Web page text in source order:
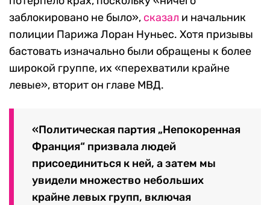
заблокировано не было», сказал и начальник
полиции Парижа Лоран Нуньес. Хотя призывы
бастовать изначально были обращены к более
широкой группе, их «перехватили крайне
левые», вторит он главе МВД.
«Политическая партия „Непокоренная
Франция“ призвала людей
присоединиться к ней, а затем мы
увидели множество небольших
крайне левых групп, включая